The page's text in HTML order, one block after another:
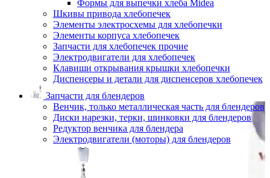
Формы для выпечки хлеба Midea
Шкивы привода хлебопечек
Элементы электросхемы для хлебопечки
Элементы корпуса хлебопечек
Запчасти для хлебопечек прочие
Электродвигатели для хлебопечек
Клавиши открывания крышки хлебопечки
Диспенсеры и детали для диспенсеров хлебопечек
Запчасти для блендеров
Венчик, только металлическая часть для блендеров
Диски нарезки, терки, шинковки для блендеров
Редуктор венчика для блендера
Электродвигатели (моторы) для блендеров